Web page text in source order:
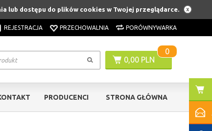
lub dostępu do plików cookies w Twojej przeglądarce.
REJESTRACJA PRZECHOWALNIA PORÓWNYWARKA
0,00 PLN
0
PRODUCENCI STRONA GŁÓWNA